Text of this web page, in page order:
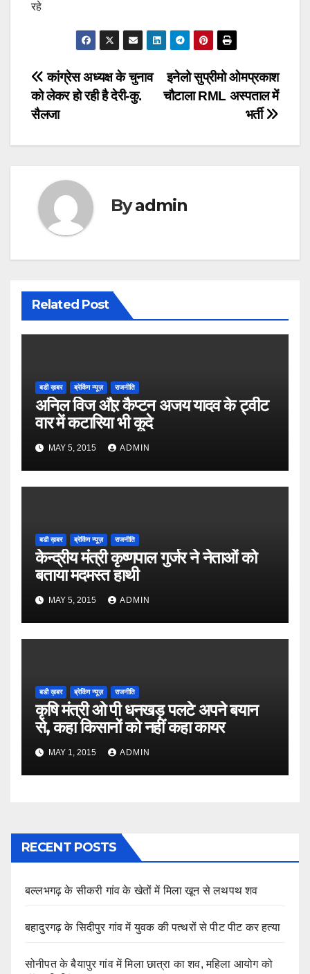
रहे
Post
navigation
इनेलो सुप्रीमो ओमप्रकाश
चौटाला RML अस्पताल में
भर्ती
कांग्रेस अध्यक्ष के चुनाव
को लेकर हो रही है देरी-कु.
सैलजा
Byadmin
Related Post
बडी ख़बर ब्रेकिंग न्यूज़ राजनीति
अनिल विज औऱ कैप्टन अजय यादव के ट्वीट
वार में कटारिया भी कूदे
MAY 5, 2015 ADMIN
बडी ख़बर ब्रेकिंग न्यूज़ राजनीति
केन्द्रीय मंत्री कृष्णपाल गुर्जर ने नेताओं को
बताया मदमस्त हाथी
MAY 5, 2015 ADMIN
बडी ख़बर ब्रेकिंग न्यूज़ राजनीति
कृषि मंत्री ओ पी धनखड़ पलटे अपने बयान
से, कहा किसानों को नहीं कहा कायर
MAY 1, 2015 ADMIN
RECENT POSTS
बल्लभगढ़ के सीकरी गांव के खेतों में मिला खून से लथपथ शव
बहादुरगढ़ के सिदीपुर गांव में युवक की पत्थरों से पीट पीट कर हत्या
सोनीपत के बैयापुर गांव में मिला छात्रा का शव, महिला आयोग को